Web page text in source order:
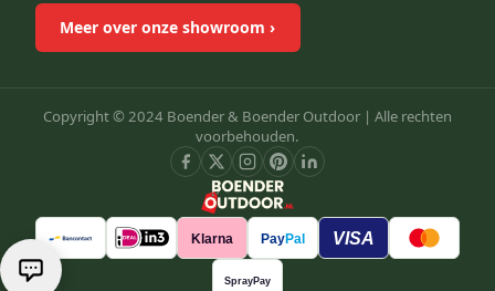
Meer over onze showroom ›
Copyright © 2024 Boender & Boender Outdoor | Alle rechten
voorbehouden.
Klarna PayPal VISA
SprayPay